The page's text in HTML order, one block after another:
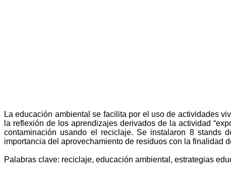
La educación ambiental se facilita por el uso de actividades
la reflexión de los aprendizajes derivados de la actividad
contaminación usando el reciclaje. Se instalaron 8 stands
importancia del aprovechamiento de residuos con la finalidad
Palabras clave: reciclaje, educación ambiental, estrategias